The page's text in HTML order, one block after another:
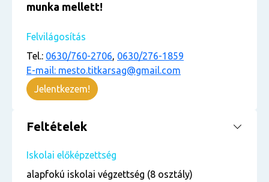
munka mellett!
Felvilágosítás
Tel.: 0630/760-2706, 0630/276-1859
E-mail: mesto.titkarsag@gmail.com
Jelentkezem!
Feltételek
Iskolai előképzettség
alapfokú iskolai végzettség (8 osztály)